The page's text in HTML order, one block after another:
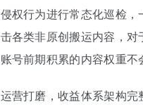
权行为进行常态化巡检
各类非原创搬运内容，
前期积累的内容权重不
营打磨，收益体系架构